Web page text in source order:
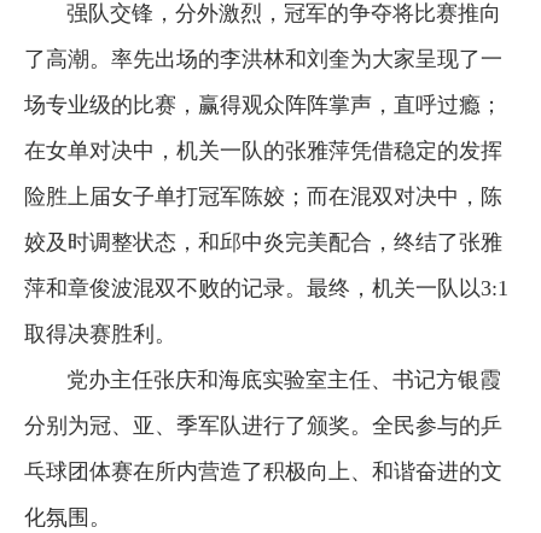
强队交锋，分外激烈，冠军的争夺将比赛推向
了高潮。率先出场的李洪林和刘奎为大家呈现了一
场专业级的比赛，赢得观众阵阵掌声，直呼过瘾；
在女单对决中，机关一队的张雅萍凭借稳定的发挥
险胜上届女子单打冠军陈姣；而在混双对决中，陈
姣及时调整状态，和邱中炎完美配合，终结了张雅
萍和章俊波混双不败的记录。最终，机关一队以3:1
取得决赛胜利。
党办主任张庆和海底实验室主任、书记方银霞
分别为冠、亚、季军队进行了颁奖。全民参与的乒
乓球团体赛在所内营造了积极向上、和谐奋进的文
化氛围。